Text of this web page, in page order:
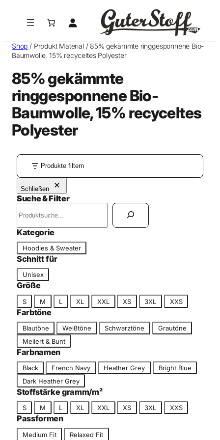
Shop / Produkt Material / 85% gekämmte ringgesponnene Bio-
Baumwolle, 15% recyceltes Polyester
85% gekämmte
ringgesponnene Bio-
Baumwolle, 15% recyceltes
Polyester
Produkte filtern
Schließen
Suche & Filter
u
c
h
e
n
Kategorie
a
t
e
g
r
i
e
Hoodies & Sweater
Schnitt für
c
h
n
i
t
Unisex
Größe
r
ö
ß
S M L XL XXL XS 3XL XXS
Farbtöne
a
r
n
Blautöne Weißtöne Schwarztöne
Grautöne
Meliert & Bunt
Farbnamen
a
r
b
a
m
Black French Navy Heather Grey
Bright Blue
Dark Heather Grey
Stoffstärke gramm/m²
r
ö
S M L XL XXL XS 3XL XXS
Passformen
Medium Fit Relaxed Fit